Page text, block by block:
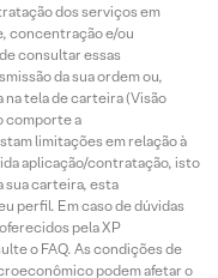
dos serviços em
concentração e/ou
consultar essas
da sua ordem ou,
tela de carteira (Visão
comporte a
limitações em relação à
aplicação/contratação, isto
sua carteira, esta
perfil. Em caso de dúvidas
pela XP
o FAQ. As condições de
podem afetar o